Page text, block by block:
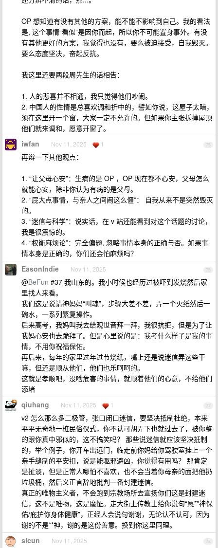
OP 想知道有没有其他的方案，能不能不影响到自己。我的看法
是, 这个事情“看似”是因你而起，所以你不可能置身事外。有没
有其他更好的方案，我觉得也没有，要么被迫接受，自我毁灭。
要么态度坚决，奋起反抗。
我这里还要两段周先生的话相告：
1. 人的悲喜并不相通，我只觉得他们吵闹。
2. 中国人的性情是总喜欢调和折中的，譬如你说，这屋子太暗，
须在这里开一个窗，大家一定不允许的。但如果你主张拆掉屋顶
他们就来调和，愿意开窗了。
75
iwfan Nov 11, 2025 1
再辩一下其他观点：
1. “让父母心安”：生病的是 OP ，OP 现在都不心安，父母怎么
就能心安，除非你认为有病的是父母。
2. “屁大点事情，与亲人之间闹这么僵”： 自我从来不是突然毁灭
的。
3. “迷信与科学”：说实话，在 v 站还能看到对这个话题的讨论，
我是很震惊的。
4. “权衡麻烦论”：完全偏题, 忽略事情本身的正确与否。如果事
情本身是正确的，你们还会怕麻烦吗？
76
EasonIndie Nov 11, 2025
@BeFun #37 我山东的。我小时候也经历过被吓到发烧然后家
里找人来看。
我们这是说请神妈妈“叫魂”，步骤大差不差，弄一个火纸然后一
碗水，一系列繁复操作。
后来高考，我妈叫我去给观世音拜一拜，我很抗拒，但是为了让
我妈心安也去跪拜了。但是心里说的是：我考什么样子是我的事
情，不用你祝福保佑。
再后来，每年的家里过年过节烧纸，嘴上还是说迷信弄这些干
嘛，但还是顺从他们，他们也乐呵呵的。
这就是孝顺吧，没啥危害的事情，就顺着他们的心意，不给他们
添堵
77
qiuhang Nov 11, 2025 1
v2 怎么那么多二极管，张口闭口迷信，要坚决抵制杜绝，本来
平平无奇地一桩民俗仪式，你不认可胡弄下也就过去了，被你整
的跟你真中邪似的，这不搞笑吗？ 那些说迷信就应该坚决抵制
的，举个例子，你开车出远门，临走前你妈给你驾驶室挂上一个
亲手缝制的平安扣，说是能驱邪避凶，你觉得有用吗？ 那肯定
是扯淡，但是正常人哪怕不喜欢，也不会当着你母亲的面把他扔
垃圾桶，然后义正言辞地批判一番封建迷信。
真正的唯物主义者，不会跑到宗教场所去宣扬你们这是封建迷
信，这不是唯物，这是魔怔。走大街上传教士给你说句“愿**神保
佑/庇护你身体健康”，正经人会说句谢谢，无论认不认可，因为
谢的不是**神，谢的是这份善意。换到你这里同理。
78
slcun Nov 11, 2025